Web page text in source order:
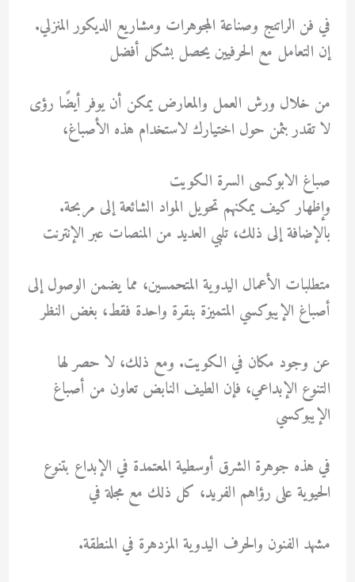
في فن الراتنج وصناعة المجوهرات ومشاريع الديكور المنزلي.
إن التعامل مع الحرفيين يحصل بشكل أفضل
من خلال ورش العمل والمعارض يمكن أن يوفر أيضًا رؤى
لا تقدر بثمن حول اختيارك لاستخدام هذه الأصباغ،
صباغ الابوكسى السرة الكويت
وإظهار كيف يمكنهم تحويل المواد الشائعة إلى مربحة.
بالإضافة إلى ذلك، تلبي العديد من المنصات عبر الإنترنت
متطلبات الأعمال اليدوية المتحمسين، مما يضمن الوصول إلى
أصباغ الإيبوكسي المتميزة بنقرة واحدة فقط، بغض النظر
عن وجود مكان في الكويت. ومع ذلك، لا حصر لها
التنوع الإبداعي، فإن الطيف النابض تعاون من أصباغ
الإيبوكسي
في هذه جوهرة الشرق أوسطية المعتمدة في الإبداع بتنوع
الحيوية على رؤاهم الفريد، كل ذلك مع مجلة في
مشهد الفنون والحرف اليدوية المزدهرة في المنطقة.